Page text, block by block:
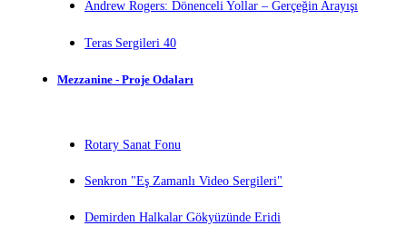
Andrew Rogers: Dönenceli Yollar – Gerçeğin Arayışı
Teras Sergileri 40
Mezzanine - Proje Odaları
Rotary Sanat Fonu
Senkron "Eş Zamanlı Video Sergileri"
Demirden Halkalar Gökyüzünde Eridi